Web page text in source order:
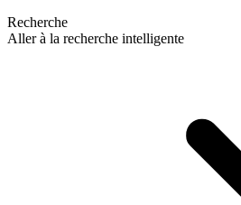
Recherche
Aller à la recherche intelligente